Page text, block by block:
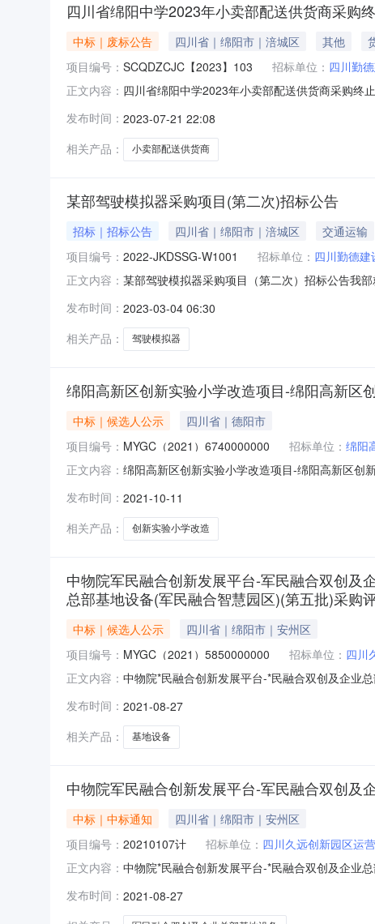
四川省绵阳中学2023年小卖部配送供货商采购
中标｜废标公告 四川省｜绵阳市｜涪城区 其他
项目编号： SCQDZCJC【2023】103 招标单位： 四川勤
正文内容： 四川省绵阳中学2023年小卖部配送供货商采购终
的供应商可凭报名费收据或发票在采购代理机构
26号联系方式
发布时间： 2023-07-21 22:08
相关产品：
小卖部配送供货商
某部驾驶模拟器采购项目(第二次)招标公告
招标｜招标公告 四川省｜绵阳市｜涪城区
交通运输
项目编号： 2022-JKDSSG-W1001 招标单位： 四川勤德建
正文内容： 某部驾驶模拟器采购项目（第二次）招标公告我
驶器（2台小车、2台大车）进行模拟驾驶训练。
件台1合同签订后40
发布时间： 2023-03-04 06:30
相关产品：
驾驶模拟器
绵阳高新区创新实验小学改造项目-绵阳高新区
中标｜候选人公示
四川省｜德阳市
项目编号： MYGC（2021）6740000000 招标单位： 绵阳
正文内容： 绵阳高新区创新实验小学改造项目-绵阳高新区创
电话0816-2569360招标人绵阳高新区兴业路小学
发布时间： 2021-10-11
相关产品：
创新实验小学改造
中物院军民融合创新发展平台-军民融合双创及
总部基地设备(军民融合智慧园区)(第五批)采购
中标｜候选人公示
四川省｜绵阳市｜安州区
项目编号： MYGC（2021）5850000000 招标单位： 四川
正文内容： 中物院*民融合创新发展平台-*民融合双创及企业
智慧园区）（第五批）采购）评标结果公示（标
发布时间： 2021-08-27
相关产品：
基地设备
中物院军民融合创新发展平台-军民融合双创及
中标｜中标通知
四川省｜绵阳市｜安州区
项目编号： 20210107计 招标单位： 四川久远创新园区运
正文内容： 中物院*民融合创新发展平台-*民融合双创及企业
总部基地设备（*民融合智慧园区）（第五批）采
营管理有限公
发布时间： 2021-08-27